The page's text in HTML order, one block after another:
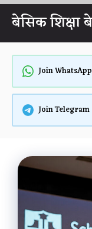
Skip
content
बेसिक शिक्षा
Join WhatsApp
Join Telegram